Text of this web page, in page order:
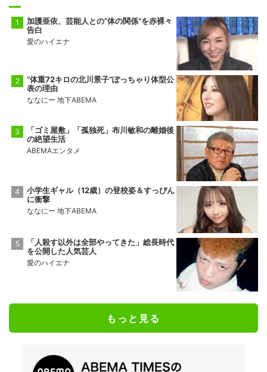
加護亜依、芸能人との“体の関係”を赤裸々
告白
愛のハイエナ
“体重72キロの北川景子”ぽっちゃり体型公
表の理由
ななにー 地下ABEMA
「ゴミ屋敷」「孤独死」布川敏和の離婚後
の絶望生活
ABEMAエンタメ
小学生ギャル（12歳）の登校姿＆すっぴん
に衝撃
ななにー 地下ABEMA
「人殺す以外は全部やってきた」総長時代
を公開した人気芸人
愛のハイエナ
もっと見る